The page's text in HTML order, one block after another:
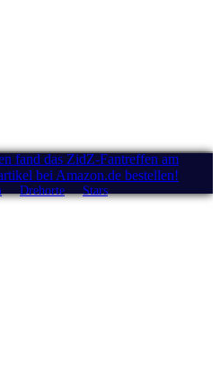
fand das ZidZ-Fantreffen am
bei Amazon.de bestellen!
Drehorte Stars